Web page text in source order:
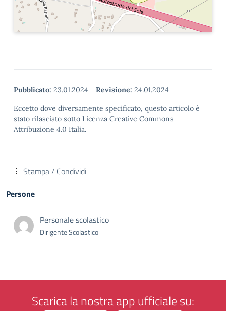
Pubblicato: 23.01.2024 - Revisione: 24.01.2024
Eccetto dove diversamente specificato, questo articolo è
stato rilasciato sotto Licenza Creative Commons
Attribuzione 4.0 Italia.
Stampa / Condividi
Persone
Personale scolastico
Dirigente Scolastico
Scarica la nostra app ufficiale su: